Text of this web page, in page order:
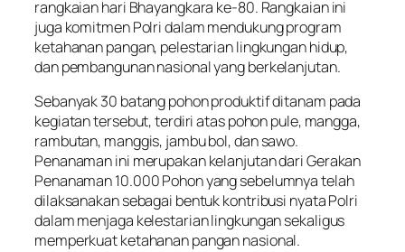
rangkaian hari Bhayangkara ke-80. Rangkaian ini
juga komitmen Polri dalam mendukung program
ketahanan pangan, pelestarian lingkungan hidup,
dan pembangunan nasional yang berkelanjutan.
Sebanyak 30 batang pohon produktif ditanam pada
kegiatan tersebut, terdiri atas pohon pule, mangga,
rambutan, manggis, jambu bol, dan sawo.
Penanaman ini merupakan kelanjutan dari Gerakan
Penanaman 10.000 Pohon yang sebelumnya telah
dilaksanakan sebagai bentuk kontribusi nyata Polri
dalam menjaga kelestarian lingkungan sekaligus
memperkuat ketahanan pangan nasional.